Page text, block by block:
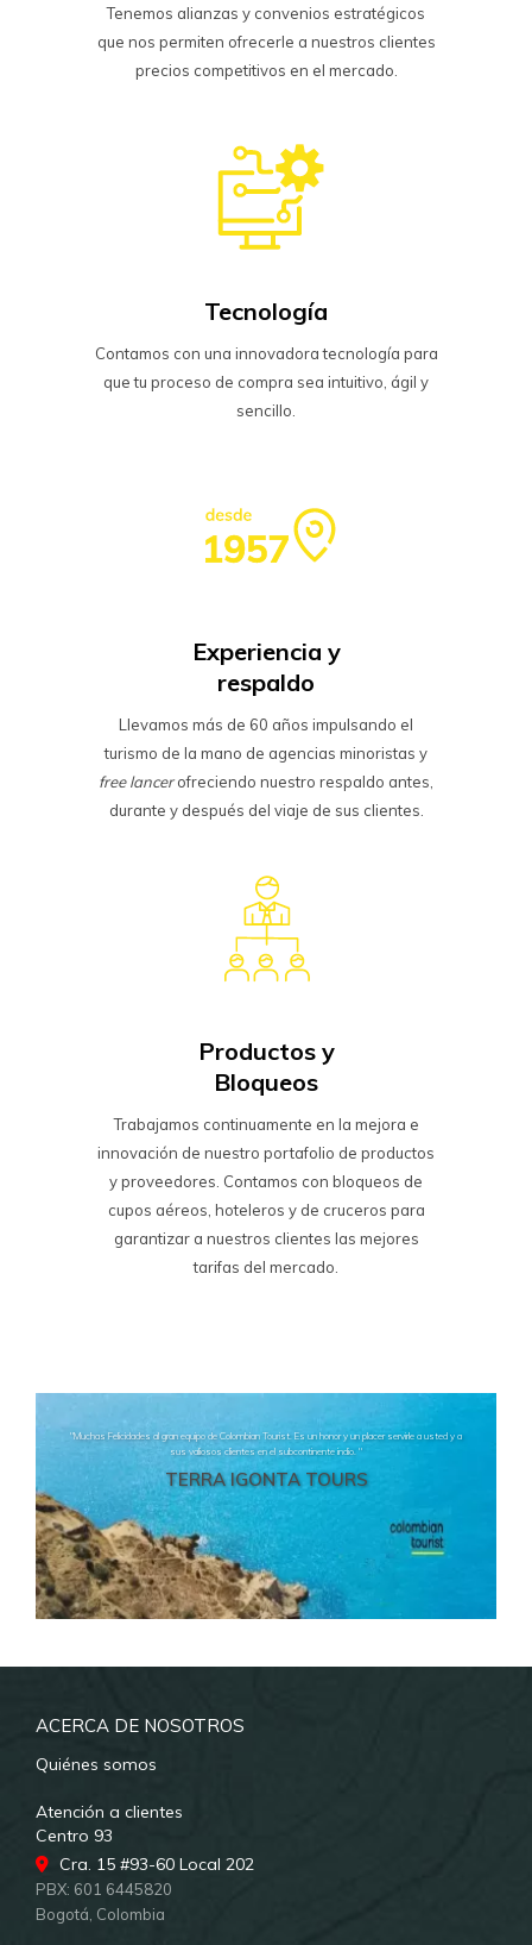
Tenemos alianzas y convenios estratégicos
que nos permiten ofrecerle a nuestros clientes
precios competitivos en el mercado.
Tecnología
Contamos con una innovadora tecnología para
que tu proceso de compra sea intuitivo, ágil y
sencillo.
Experiencia y
respaldo
Llevamos más de 60 años impulsando el
turismo de la mano de agencias minoristas y
free lancerofreciendo nuestro respaldo antes,
durante y después del viaje de sus clientes.
Productos y
Bloqueos
Trabajamos continuamente en la mejora e
innovación de nuestro portafolio de productos
y proveedores. Contamos con bloqueos de
cupos aéreos, hoteleros y de cruceros para
garantizar a nuestros clientes las mejores
tarifas del mercado.
"Muchas Felicidades al gran equipo de Colombian Tourist. Es un honor y un placer servirle a usted y a
sus valiosos clientes en el subcontinente indio. "
TERRA IGONTA TOURS
ACERCA DE NOSOTROS
Quiénes somos
Atención a clientes
Centro 93
Cra. 15 #93-60 Local 202
PBX: 601 6445820
Bogotá, Colombia